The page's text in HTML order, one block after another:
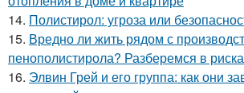
14. Полистирол: угроза или
15. Вредно ли жить рядом с
пенополистирола? Разберемся в
16. Элвин Грей и его группа: как они